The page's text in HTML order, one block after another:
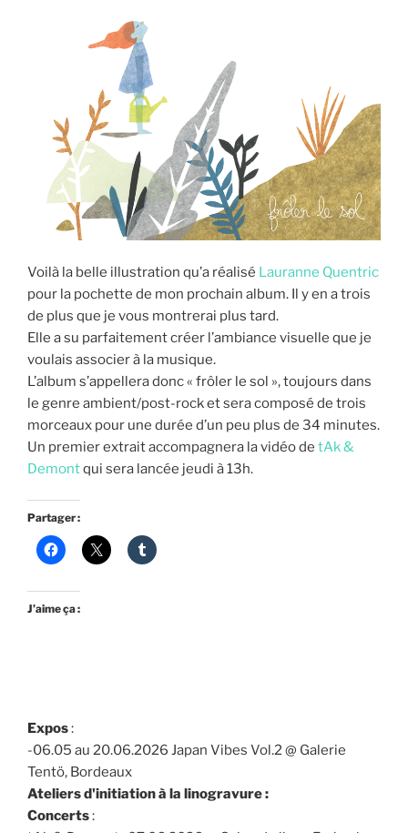
Voilà la belle illustration qu’a réalisé Lauranne Quentric
pour la pochette de mon prochain album. Il y en a trois
de plus que je vous montrerai plus tard.
Elle a su parfaitement créer l’ambiance visuelle que je
voulais associer à la musique.
L’album s’appellera donc « frôler le sol », toujours dans
le genre ambient/post-rock et sera composé de trois
morceaux pour une durée d’un peu plus de 34 minutes.
Un premier extrait accompagnera la vidéo de tAk &
Demontqui sera lancée jeudi à 13h.
Partager :
J’aime ça :
Expos:
-06.05 au 20.06.2026 Japan Vibes Vol.2 @ Galerie
Tentö, Bordeaux
Ateliers d'initiation à la linogravure :
Concerts: